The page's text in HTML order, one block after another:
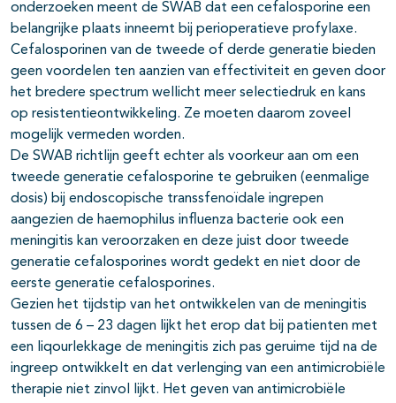
onderzoeken meent de SWAB dat een cefalosporine een
belangrijke plaats inneemt bij perioperatieve profylaxe.
Cefalosporinen van de tweede of derde generatie bieden
geen voordelen ten aanzien van effectiviteit en geven door
het bredere spectrum wellicht meer selectiedruk en kans
op resistentieontwikkeling. Ze moeten daarom zoveel
mogelijk vermeden worden.
De SWAB richtlijn geeft echter als voorkeur aan om een
tweede generatie cefalosporine te gebruiken (eenmalige
dosis) bij endoscopische transsfenoïdale ingrepen
aangezien de haemophilus influenza bacterie ook een
meningitis kan veroorzaken en deze juist door tweede
generatie cefalosporines wordt gedekt en niet door de
eerste generatie cefalosporines.
Gezien het tijdstip van het ontwikkelen van de meningitis
tussen de 6 – 23 dagen lijkt het erop dat bij patienten met
een liqourlekkage de meningitis zich pas geruime tijd na de
ingreep ontwikkelt en dat verlenging van een antimicrobiële
therapie niet zinvol lijkt. Het geven van antimicrobiële